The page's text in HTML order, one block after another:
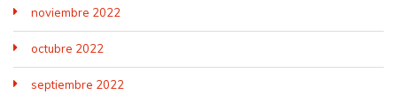
noviembre 2022
octubre 2022
septiembre 2022